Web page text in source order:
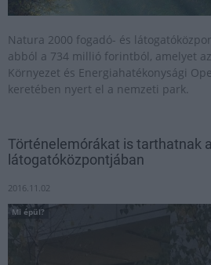
Natura 2000 fogadó- és
abból a 734 millió forintból, amelyet
Környezet és Energiahatékonysági
keretében nyert el a nemzeti park.
Történelemórákat is tarthatnak
látogatóközpontjában
2016.11.02
Mi épül?